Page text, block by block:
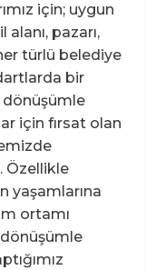
için; uygun
alanı, pazarı,
türlü belediye
bir
için fırsat olan
Özellikle
yaşamlarına
ortamı